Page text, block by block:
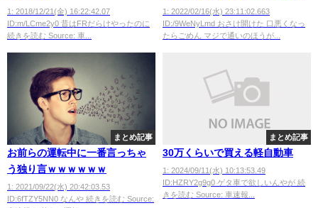
1: 2018/12/21(金) 16:22:42.07
ID:m/LCme2y0 昔はFRだらけやったのに
続きを読む Source: 車...
チで愚痴る
1: 2022/02/16(水) 23:11:02.663
ID:/9WeNyLmd おさけ開けた 口悪くなっ
たらごめん マジで通いのほうが...
まとめ記事
お前らの運転中に一番言っちゃ
う独り言ｗｗｗｗｗｗ
1: 2021/09/22(水) 20:42:03.53
ID:6fTZY5NN0 なんや 続きを読む Source:
まとめ記事
30万くらいで買える軽自動車
1: 2024/09/11(水) 10:13:53.49
ID:HZRY2g9g0 ゲタ車で欲しいんやが 続
きを読む Source: 車速報...